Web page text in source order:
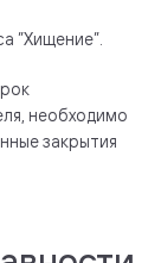
”Хищение”.
необходимо
закрытия